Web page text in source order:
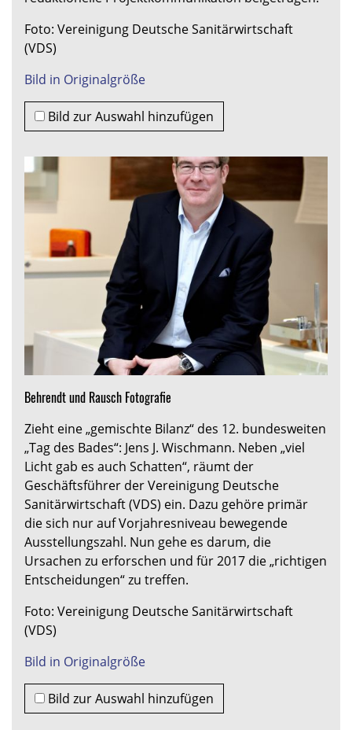
Foto: Vereinigung Deutsche Sanitärwirtschaft
(VDS)
Bild in Originalgröße
Bild zur Auswahl hinzufügen
Behrendt und Rausch Fotografie
Zieht eine „gemischte Bilanz“ des 12. bundesweiten
„Tag des Bades“: Jens J. Wischmann. Neben „viel
Licht gab es auch Schatten“, räumt der
Geschäftsführer der Vereinigung Deutsche
Sanitärwirtschaft (VDS) ein. Dazu gehöre primär
die sich nur auf Vorjahresniveau bewegende
Ausstellungszahl. Nun gehe es darum, die
Ursachen zu erforschen und für 2017 die „richtigen
Entscheidungen“ zu treffen.
Foto: Vereinigung Deutsche Sanitärwirtschaft
(VDS)
Bild in Originalgröße
Bild zur Auswahl hinzufügen